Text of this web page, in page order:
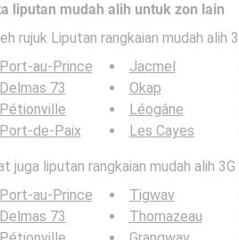
liputan mudah alih untuk zon lain
rujuk Liputan rangkaian mudah alih
Port-au-Prince
Delmas 73
Pétionville
Port-de-Paix
Jacmel
Okap
Léogâne
Les Cayes
juga liputan rangkaian mudah alih
Port-au-Prince
Delmas 73
Tigwav
Thomazeau